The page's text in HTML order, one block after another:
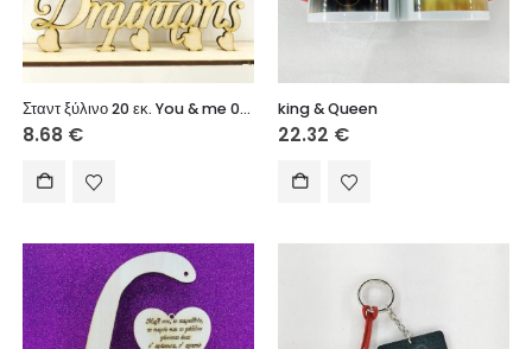
Σταντ ξύλινο 20 εκ. You & me 037 (ονόματα επιλογής)
8.68 €
king & Queen
22.32 €